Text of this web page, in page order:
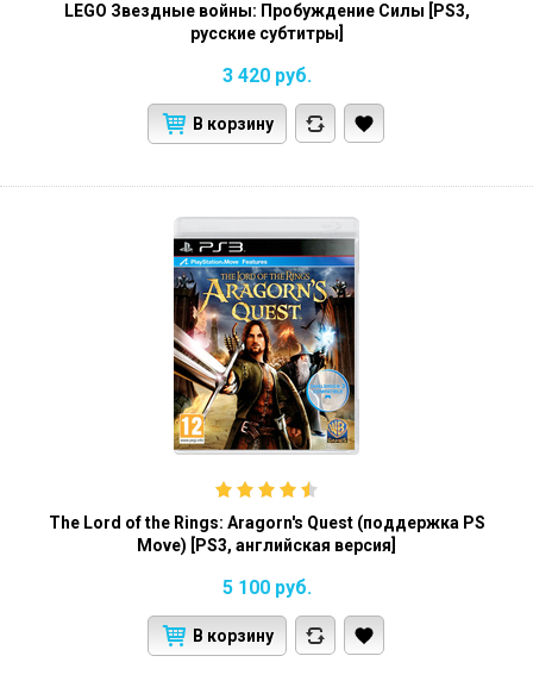
LEGO Звездные войны: Пробуждение Силы [PS3,
русские субтитры]
3 420 руб.
В корзину
The Lord of the Rings: Aragorn's Quest (поддержка PS
Move) [PS3, английская версия]
5 100 руб.
В корзину